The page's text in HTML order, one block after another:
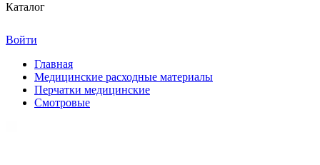
Каталог
Войти
Главная
Медицинские расходные материалы
Перчатки медицинские
Смотровые